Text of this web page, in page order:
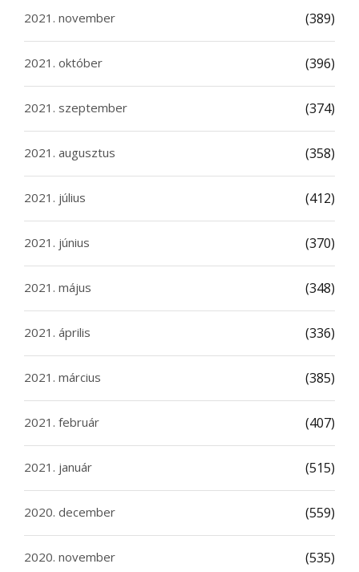
2021. november (389)
2021. október (396)
2021. szeptember (374)
2021. augusztus (358)
2021. július (412)
2021. június (370)
2021. május (348)
2021. április (336)
2021. március (385)
2021. február (407)
2021. január (515)
2020. december (559)
2020. november (535)